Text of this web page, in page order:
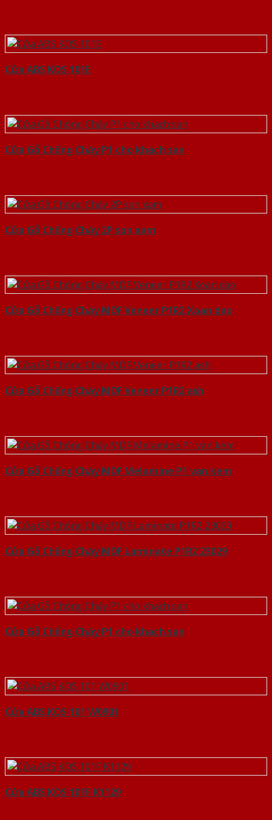
Cửa ABS KOS 101E
Cửa Gỗ Chống Cháy P1 cho khach san
Cửa Gỗ Chống Cháy 2P son xam
Cửa Gỗ Chống Cháy MDF Veneer P1R2 Xoan dao
Cửa Gỗ Chống Cháy MDF Veneer P1R2 ash
Cửa Gỗ Chống Cháy MDF Melamine P1 van kem
Cửa Gỗ Chống Cháy MDF Laminate P1R2 23029
Cửa Gỗ Chống Cháy P1 cho khach san
Cửa ABS KOS 101 W0901
Cửa ABS KOS 101F K1129